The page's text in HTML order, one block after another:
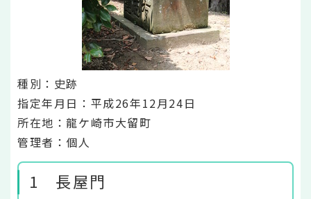
種別：史跡
指定年月日：平成26年12月24日
所在地：龍ケ崎市大留町
管理者：個人
1 長屋門